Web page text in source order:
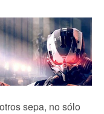
sepa, no sólo